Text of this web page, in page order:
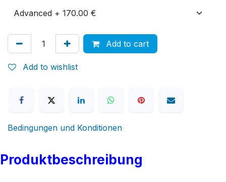
Add to cart
Add to wishlist
Bedingungen und Konditionen
Produktbeschreibung